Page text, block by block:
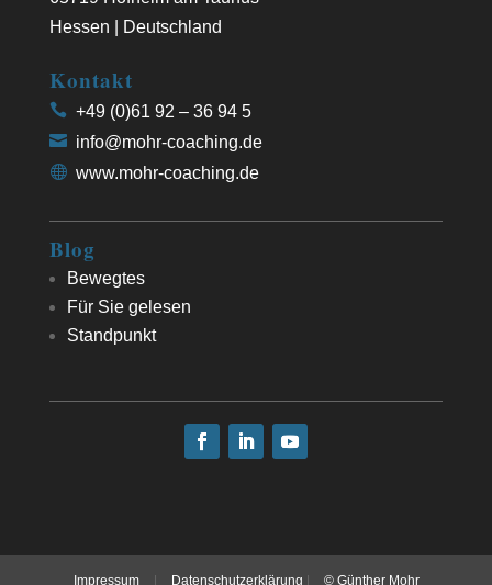
Hessen | Deutschland
Kontakt
+49 (0)61 92 – 36 94 5
info@mohr-coaching.de
www.mohr-coaching.de
Blog
Bewegtes
Für Sie gelesen
Standpunkt
Impressum Datenschutzerklärung © Günther Mohr